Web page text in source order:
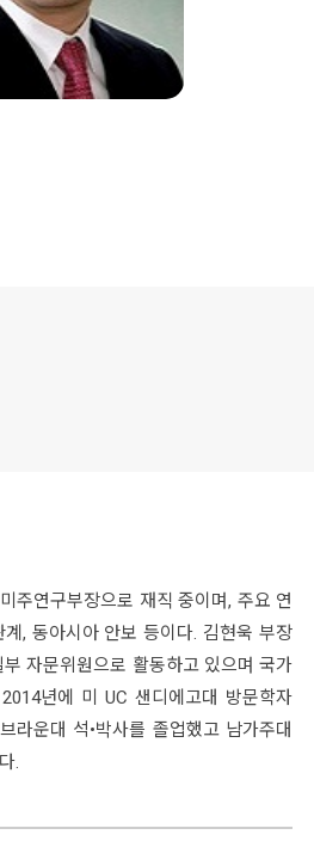
주연구부장으로 재직 중이며, 주요 연
, 동아시아 안보 등이다. 김현욱 부장
자문위원으로 활동하고 있으며 국가
년에 미 UC 샌디에고대 방문학자
라운대 석•박사를 졸업했고 남가주대
.